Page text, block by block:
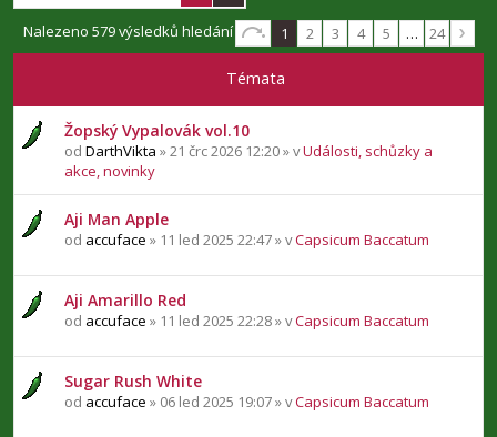
Nalezeno 579 výsledků hledání 1 2 3 4 5 … 24
Témata
Žopský Vypalovák vol.10
od DarthVikta » 21 črc 2026 12:20 » vUdálosti, schůzky a
akce, novinky
Aji Man Apple
od accuface » 11 led 2025 22:47 » vCapsicum Baccatum
Aji Amarillo Red
od accuface » 11 led 2025 22:28 » vCapsicum Baccatum
Sugar Rush White
od accuface » 06 led 2025 19:07 » vCapsicum Baccatum